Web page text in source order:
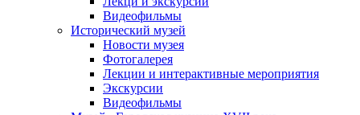
Видеофильмы
Исторический музей
Новости музея
Фотогалерея
Лекции и интерактивные мероприятия
Экскурсии
Видеофильмы